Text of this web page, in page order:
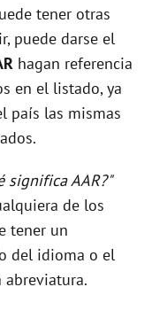
tener otras
puede darse el
hagan referencia
en el listado, ya
país las mismas
significa AAR?"
de los
tener un
del idioma o el